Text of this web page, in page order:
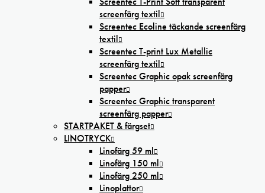
screenfärg textil
Screentec Ecoline täckande screenfärg
textil
Screentec T-print Lux Metallic
screenfärg textil
Screentec Graphic opak screenfärg
papper
Screentec Graphic transparent
screenfärg papper
STARTPAKET & färgset
LINOTRYCK
Linofärg 59 ml
Linofärg 150 ml
Linofärg 250 ml
Linoplattor